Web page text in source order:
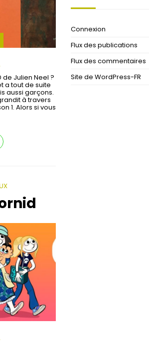
de Julien Neel ?
a tout de suite
aussi garçons.
à travers
1. Alors si vous
Connexion
Flux des publications
Flux des commentaires
Site de WordPress-FR